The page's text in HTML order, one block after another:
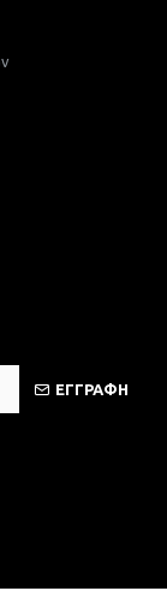
ΕΓΓΡΑΦΗ